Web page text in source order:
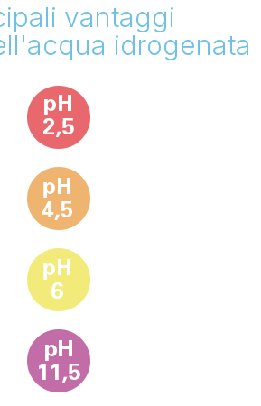
vantaggi
idrogenata